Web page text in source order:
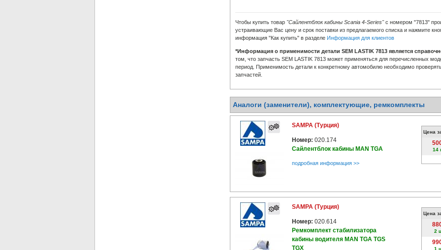
Чтобы купить товар "Сайлентблок кабины Scania 4-Series"с номером "7813"
устраивающие Вас цену и срок поставки из предлагаемого списка и нажмите
информация "Как купить" в разделе Информация для клиентов
*Информация о применимости детали SEM LASTIK 7813 является
том, что запчасть SEM LASTIK 7813 может применяться для перечисленных
период. Применимость детали к конкретному автомобилю необходимо
запчастей.
Аналоги (заменители), комплектующие, ремкомплекты
SAMPA (Турция)
Номер: 020.174
Сайлентблок кабины MAN TGA
подробная информация >>
Цена
14
SAMPA (Турция)
Номер: 020.614
Ремкомплект стабилизатора
кабины водителя MAN TGA TGS
TGX
Цена
2
1